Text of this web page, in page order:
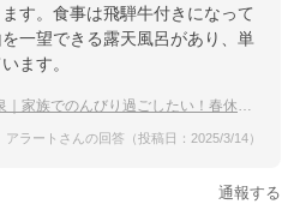
す。食事は飛騨牛付きになって
一望できる露天風呂があり、単
ます。
でのんびり過ごしたい！春休みにおすすめの宿は？
アラートさんの回答（投稿日：2025/3/14）
通報する